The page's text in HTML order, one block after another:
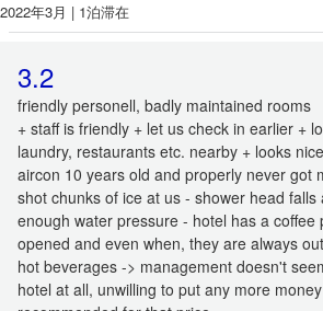
2022年3月 | 1泊滞在
3.2
friendly personell, badly maintained rooms
+ staff is friendly + let us check in earlier +
laundry, restaurants etc. nearby + looks
aircon 10 years old and properly never got
shot chunks of ice at us - shower head
enough water pressure - hotel has a coffee
opened and even when, they are always
hot beverages -> management doesn't
hotel at all, unwilling to put any more